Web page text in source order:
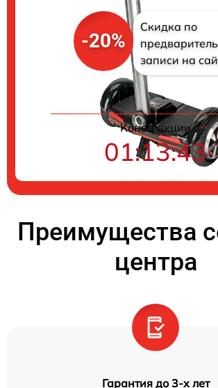
-20%
Скидка по
записи на
Конец акции
01:13:42
Преимущества
центра
Гарантия до 3-х лет